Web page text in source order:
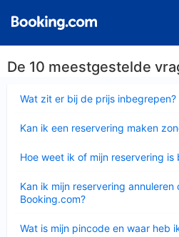
De 10 meestgestelde
Wat zit er bij de prijs inbegrepen?
Kan ik een reservering maken
Hoe weet ik of mijn reservering is
Kan ik mijn reservering annuleren
Booking.com?
Wat is mijn pincode en waar heb